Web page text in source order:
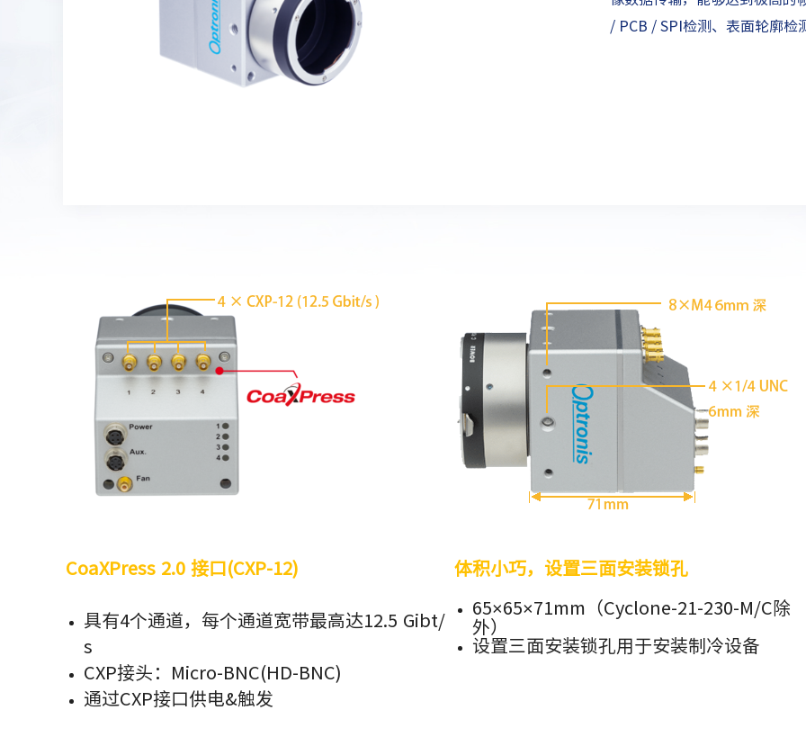
/ PCB / SPI检测、表面轮廓
CoaXPress 2.0 接口(CXP-12)
具有4个通道，每个通道宽带最高达12.5 Gibt/
s
CXP接头：Micro-BNC(HD-BNC)
通过CXP接口供电&触发
体积小巧，设置三面安装锁孔
65×65×71mm （Cyclone-21-230-M/C除
外）
设置三面安装锁孔用于安装制冷设备